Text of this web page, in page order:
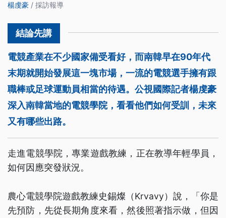
楊虔豪 / 採訪報導
電競產業在不少國家備受看好，而南韓早在90年代
末期就開始發展這一塊市場，一流的電競選手擁有跟
職棒或足球運動員相當的待遇。公視國際記者楊虔豪
深入南韓當地的電競學院，看看他們如何受訓，未來
又有哪些出路。
走進電競學院，專業遊戲教練，正在教導年輕學員，
如何因應突發狀況。
農心電競學院遊戲教練史錫燦（Krvavy）說，「你是
先預防，先從長期角度來看，然後照著指示做，但因